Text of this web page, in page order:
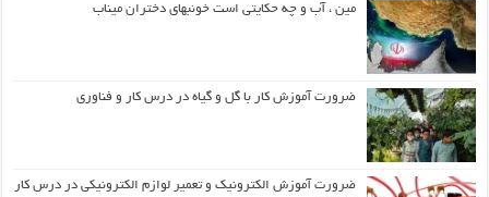
مین ، آب و چه حکایتی است خونبهای دختران میناب
ضرورت آموزش کار با گل و گیاه در درس کار و فناوری
ضرورت آموزش الکترونیک و تعمیر لوازم الکترونیکی در درس کار